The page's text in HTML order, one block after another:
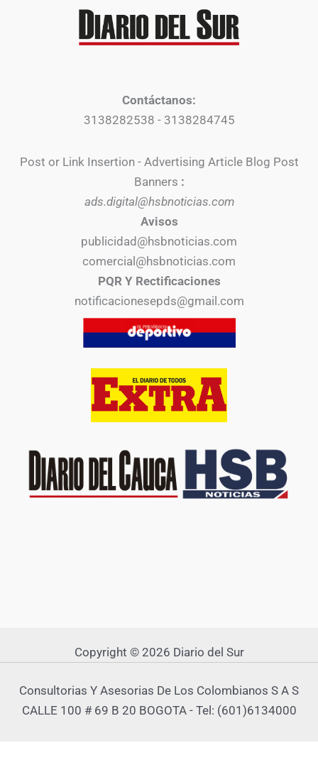
Contáctanos:
3138282538 - 3138284745
Post or Link Insertion - Advertising Article Blog Post
Banners :
ads.digital@hsbnoticias.com
Avisos
publicidad@hsbnoticias.com
comercial@hsbnoticias.com
PQR Y Rectificaciones
notificacionesepds@gmail.com
Copyright © 2026 Diario del Sur
Consultorias Y Asesorias De Los Colombianos S A S
CALLE 100 # 69 B 20 BOGOTA - Tel: (601)6134000